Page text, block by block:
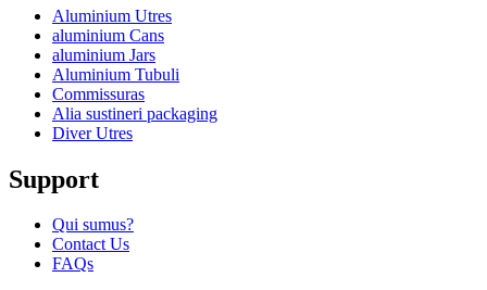
Aluminium Utres
aluminium Cans
aluminium Jars
Aluminium Tubuli
Commissuras
Alia sustineri packaging
Diver Utres
Support
Qui sumus?
Contact Us
FAQs